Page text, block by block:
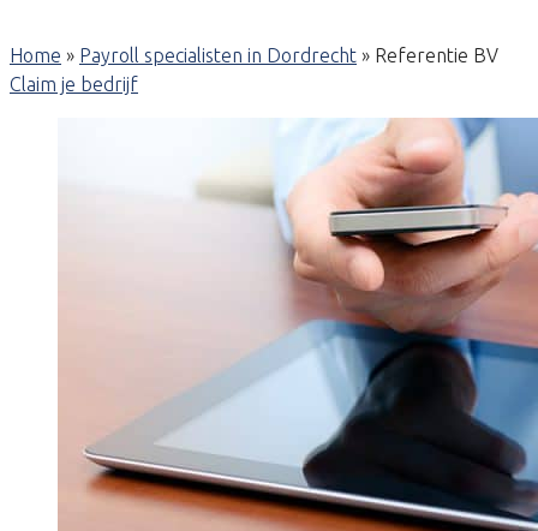
Home » Payroll specialisten in Dordrecht » Referentie BV
Claim je bedrijf